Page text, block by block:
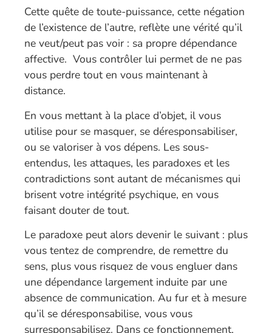
Cette quête de toute-puissance, cette négation
de l’existence de l’autre, reflète une vérité qu’il
ne veut/peut pas voir : sa propre dépendance
affective. Vous contrôler lui permet de ne pas
vous perdre tout en vous maintenant à
distance.
En vous mettant à la place d’objet, il vous
utilise pour se masquer, se déresponsabiliser,
ou se valoriser à vos dépens. Les sous-
entendus, les attaques, les paradoxes et les
contradictions sont autant de mécanismes qui
brisent votre intégrité psychique, en vous
faisant douter de tout.
Le paradoxe peut alors devenir le suivant : plus
vous tentez de comprendre, de remettre du
sens, plus vous risquez de vous engluer dans
une dépendance largement induite par une
absence de communication. Au fur et à mesure
qu’il se déresponsabilise, vous vous
surresponsabilisez. Dans ce fonctionnement,